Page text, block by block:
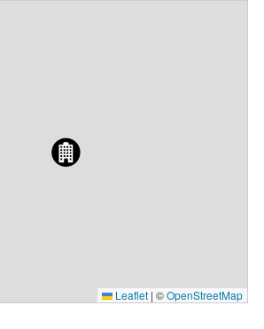
Leaflet | ©OpenStreetMap